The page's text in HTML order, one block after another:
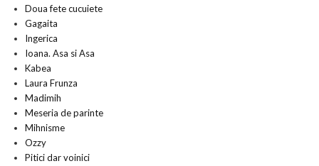
Doua fete cucuiete
Gagaita
Ingerica
Ioana. Asa si Asa
Kabea
Laura Frunza
Madimih
Meseria de parinte
Mihnisme
Ozzy
Pitici dar voinici